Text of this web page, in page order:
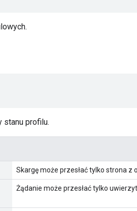
stanu profilu.
Skargę może przesłać tylko strona z
Żądanie może przesłać tylko